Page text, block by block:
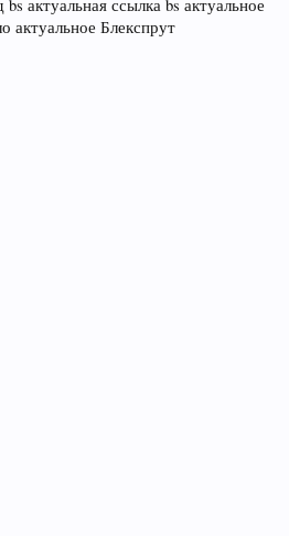
bs актуальная ссылка bs актуальное
актуальное Блекспрут